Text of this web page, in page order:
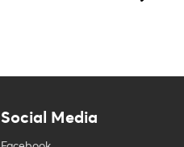
Social Media